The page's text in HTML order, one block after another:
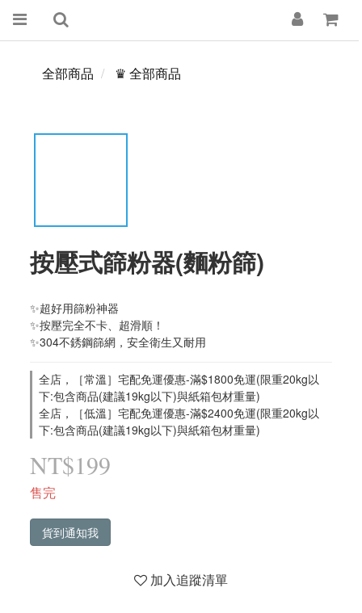
全部商品 ♛ 全部商品
按壓式篩粉器(麵粉篩)
✨超好用篩粉神器
✨按壓完全不卡、超滑順！
✨304不銹鋼篩網，安全衛生又耐用
全店，［常溫］宅配免運優惠-滿$1800免運(限重20kg以
下:包含商品(建議19kg以下)與紙箱包材重量)
全店，［低溫］宅配免運優惠-滿$2400免運(限重20kg以
下:包含商品(建議19kg以下)與紙箱包材重量)
NT$199
售完
貨到通知我
加入追蹤清單